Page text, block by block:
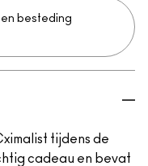
besteding
tijdens de
cadeau en bevat